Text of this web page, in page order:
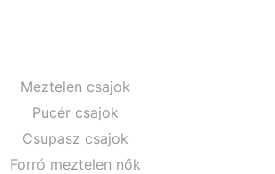
Meztelen csajok
Pucér csajok
Csupasz csajok
Forró meztelen nők